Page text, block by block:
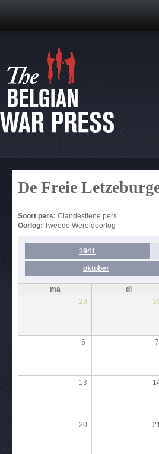
De Freie
Soort pers: Clandestiene pers
Oorlog: Tweede Wereldoorlog
1941
oktober
ma di
29
6 7
13
20 21